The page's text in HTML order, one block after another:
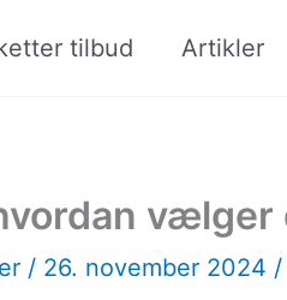
tilbud Artikler
vælger
/ 26. november 2024 /